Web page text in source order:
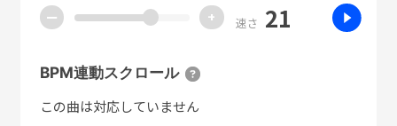
ー + 速さ 21
BPM連動スクロール
この曲は対応していません